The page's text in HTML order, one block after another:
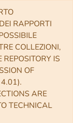
RAPPORTI
COLLEZIONI,
IS
OF
ARE
TECHNICAL